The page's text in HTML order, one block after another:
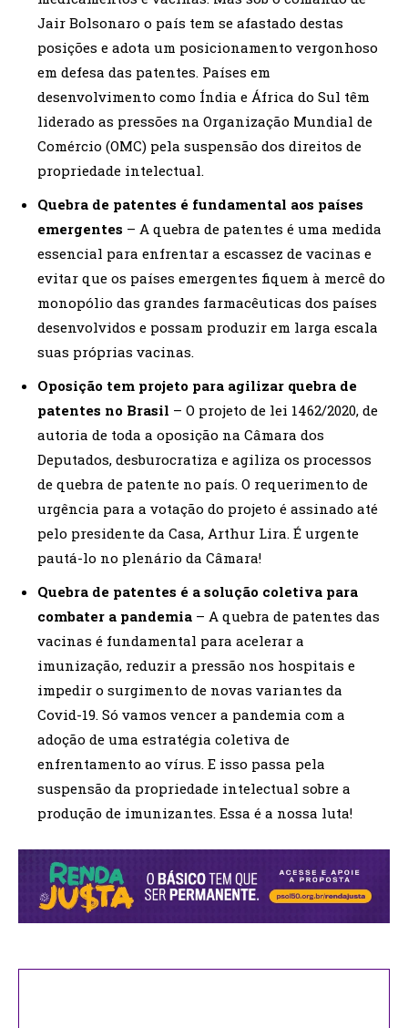
Jair Bolsonaro o país tem se afastado destas
posições e adota um posicionamento vergonhoso
em defesa das patentes. Países em
desenvolvimento como Índia e África do Sul têm
liderado as pressões na Organização Mundial de
Comércio (OMC) pela suspensão dos direitos de
propriedade intelectual.
Quebra de patentes é fundamental aos países
emergentes – A quebra de patentes é uma medida
essencial para enfrentar a escassez de vacinas e
evitar que os países emergentes fiquem à mercê do
monopólio das grandes farmacêuticas dos países
desenvolvidos e possam produzir em larga escala
suas próprias vacinas.
Oposição tem projeto para agilizar quebra de
patentes no Brasil – O projeto de lei 1462/2020, de
autoria de toda a oposição na Câmara dos
Deputados, desburocratiza e agiliza os processos
de quebra de patente no país. O requerimento de
urgência para a votação do projeto é assinado até
pelo presidente da Casa, Arthur Lira. É urgente
pautá-lo no plenário da Câmara!
Quebra de patentes é a solução coletiva para
combater a pandemia – A quebra de patentes das
vacinas é fundamental para acelerar a
imunização, reduzir a pressão nos hospitais e
impedir o surgimento de novas variantes da
Covid-19. Só vamos vencer a pandemia com a
adoção de uma estratégia coletiva de
enfrentamento ao vírus. E isso passa pela
suspensão da propriedade intelectual sobre a
produção de imunizantes. Essa é a nossa luta!